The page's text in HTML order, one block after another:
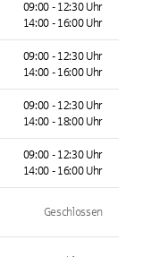
09:00 - 12:30 Uhr
14:00 - 16:00 Uhr
09:00 - 12:30 Uhr
14:00 - 16:00 Uhr
09:00 - 12:30 Uhr
14:00 - 18:00 Uhr
09:00 - 12:30 Uhr
14:00 - 16:00 Uhr
Geschlossen